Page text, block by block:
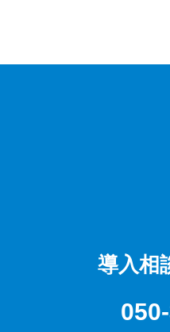
導入相